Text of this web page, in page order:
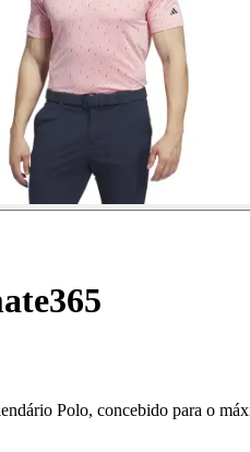
Polo, concebido para o